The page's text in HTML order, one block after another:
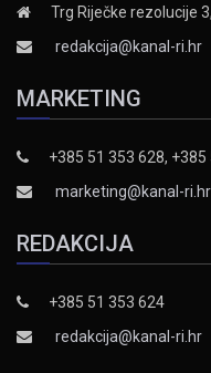
Trg Riječke rezolucije
redakcija@kanal-ri.hr
MARKETING
+385 51 353 628, +385
marketing@kanal-ri.hr
REDAKCIJA
+385 51 353 624
redakcija@kanal-ri.hr